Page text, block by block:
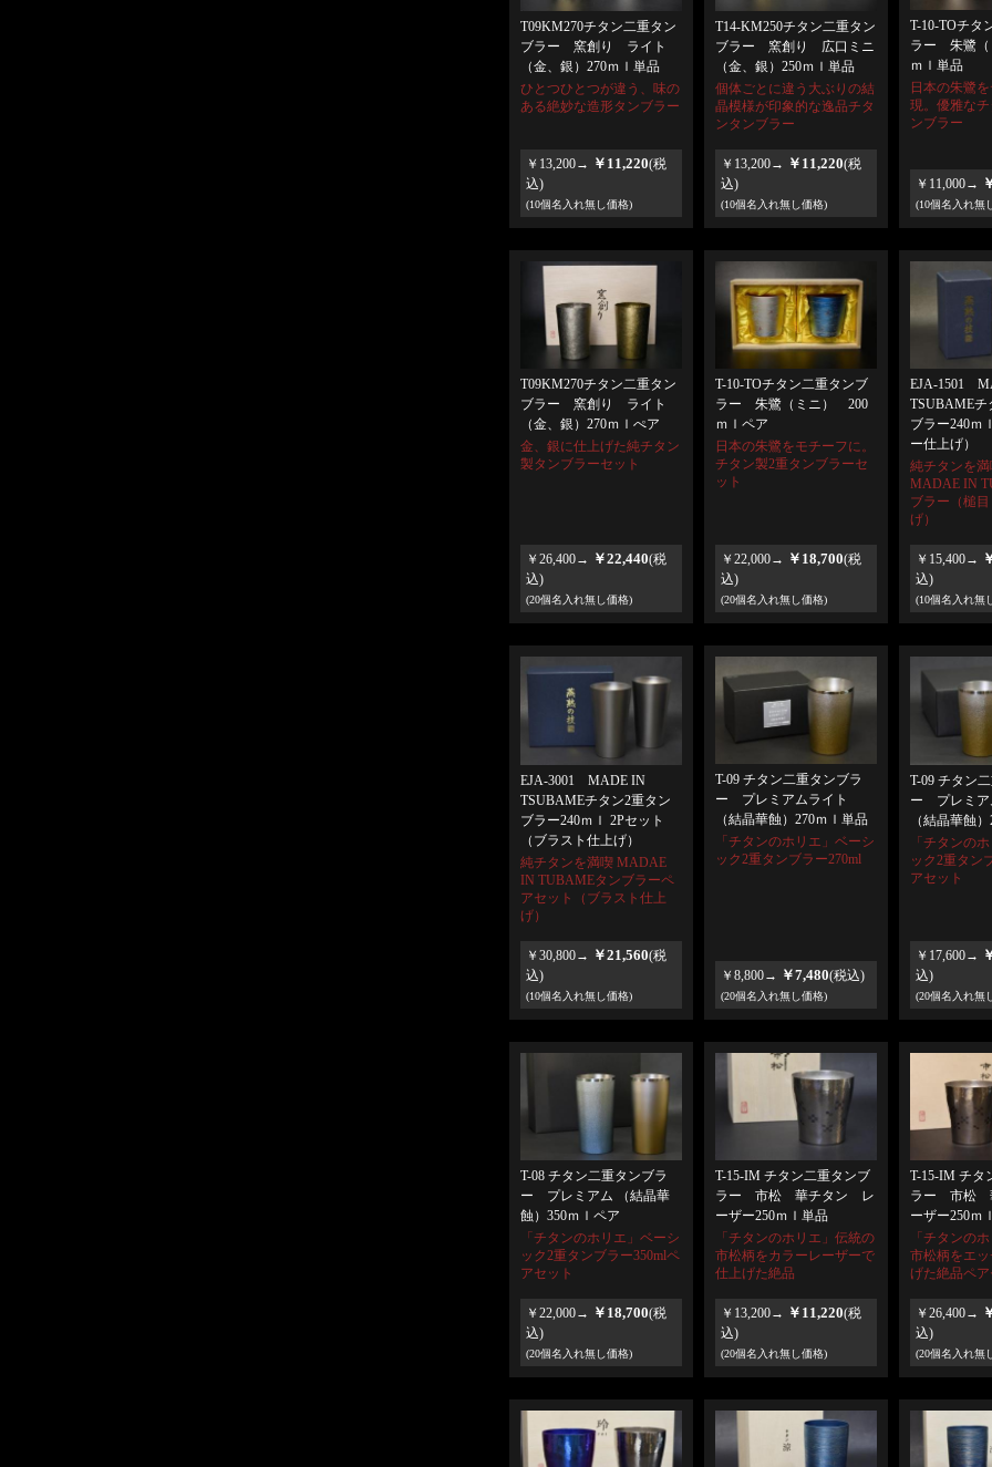
T09KM270チタン二重タン
ブラー 窯創り ライト
（金、銀）270ｍｌ単品
ひとつひとつが違う、味の
ある絶妙な造形タンブラー
￥13,200→ ￥11,220(税
込)
(10個名入れ無し価格)
T14-KM250チタン二重タン
ブラー 窯創り 広口ミニ
（金、銀）250ｍｌ単品
個体ごとに違う大ぶりの結
晶模様が印象的な逸品チタ
ンタンブラー
￥13,200→ ￥11,220(税
込)
(10個名入れ無し価格)
T-10-TOチタ
ラー 朱鷺
ｍｌ単品
日本の朱鷺
現。優雅な
ンブラー
￥11,000→
(10個名入れ無
T09KM270チタン二重タン
ブラー 窯創り ライト
（金、銀）270ｍｌぺア
金、銀に仕上げた純チタン
製タンブラーセット
￥26,400→ ￥22,440(税
込)
(20個名入れ無し価格)
T-10-TOチタン二重タンブ
ラー 朱鷺（ミニ） 200
ｍｌペア
日本の朱鷺をモチーフに。
チタン製2重タンブラーセ
ット
￥22,000→ ￥18,700(税
込)
(20個名入れ無し価格)
EJA-1501
TSUBAMEチ
ブラー240ｍ
ー仕上げ）
純チタンを
MADAE IN
ブラー（槌
げ）
￥15,400→
込)
(10個名入れ無
EJA-3001 MADE IN
TSUBAMEチタン2重タン
ブラー240ｍｌ 2Pセット
（ブラスト仕上げ）
純チタンを満喫 MADAE
IN TUBAMEタンブラーペ
アセット（ブラスト仕上
げ）
￥30,800→ ￥21,560(税
込)
(10個名入れ無し価格)
T-09 チタン二重タンブラ
ー プレミアムライト
（結晶華蝕）270ｍｌ単品
「チタンのホリエ」ベーシ
ック2重タンブラー270ml
￥8,800→ ￥7,480(税込)
(20個名入れ無し価格)
T-09 チタン
ー プレミア
（結晶華蝕
「チタンの
ック2重タン
アセット
￥17,600→
込)
(20個名入れ無
T-08 チタン二重タンブラ
ー プレミアム （結晶華
蝕）350ｍｌペア
「チタンのホリエ」ベーシ
ック2重タンブラー350mlペ
アセット
￥22,000→ ￥18,700(税
込)
(20個名入れ無し価格)
T-15-IM チタン二重タンブ
ラー 市松 華チタン レ
ーザー250ｍｌ単品
「チタンのホリエ」伝統の
市松柄をカラーレーザーで
仕上げた絶品
￥13,200→ ￥11,220(税
込)
(20個名入れ無し価格)
T-15-IM チタ
ラー 市松
ーザー250ｍ
「チタンの
市松柄をエ
げた絶品ペ
￥26,400→
込)
(20個名入れ無